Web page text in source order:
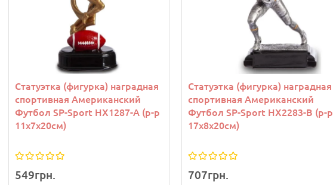
Статуэтка (фигурка) наградная
спортивная Американский
Футбол SP-Sport HX1287-A (р-р
11х7х20см)
549грн.
Статуэтка (фигурка) наградная
спортивная Американский
Футбол SP-Sport HX2283-B (р-р
17х8х20см)
707грн.